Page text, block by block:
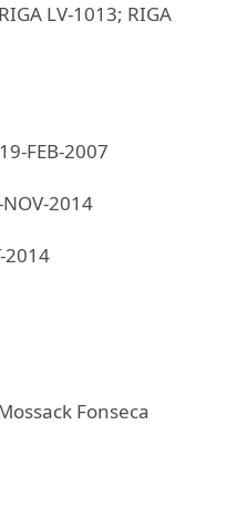
RIGA LV-1013; RIGA
19-FEB-2007
2014
2014
Fonseca